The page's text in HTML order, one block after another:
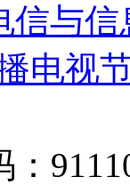
信与
电视